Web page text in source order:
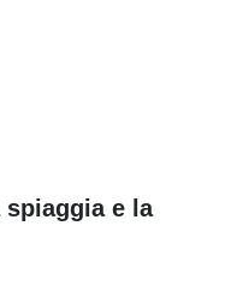
e la